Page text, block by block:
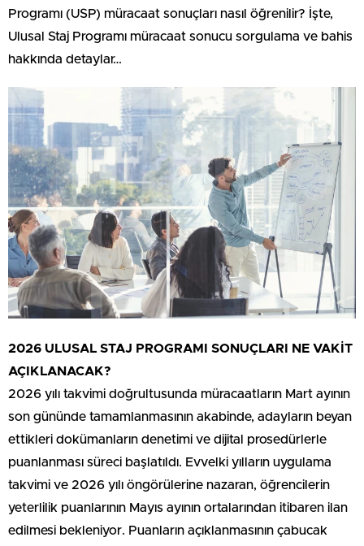
Programı (USP) müracaat sonuçları nasıl öğrenilir? İşte,
Ulusal Staj Programı müracaat sonucu sorgulama ve bahis
hakkında detaylar…
2026 ULUSAL STAJ PROGRAMI SONUÇLARI NE VAKİT
AÇIKLANACAK?
2026 yılı takvimi doğrultusunda müracaatların Mart ayının
son gününde tamamlanmasının akabinde, adayların beyan
ettikleri dokümanların denetimi ve dijital prosedürlerle
puanlanması süreci başlatıldı. Evvelki yılların uygulama
takvimi ve 2026 yılı öngörülerine nazaran, öğrencilerin
yeterlilik puanlarının Mayıs ayının ortalarından itibaren ilan
edilmesi bekleniyor. Puanların açıklanmasının çabucak